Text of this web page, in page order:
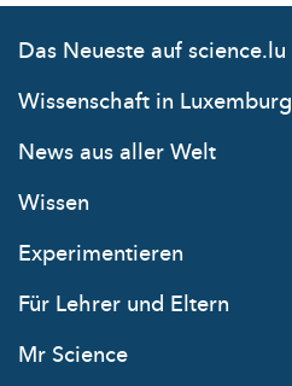
Das Neueste auf science.lu
Wissenschaft in Luxemburg
News aus aller Welt
Wissen
Experimentieren
Für Lehrer und Eltern
Mr Science